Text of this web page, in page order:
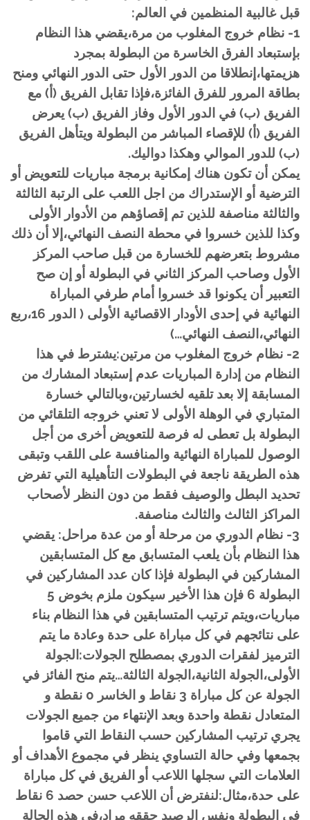
قبل غالبية المنظمين في العالم:
1- نظام خروج المغلوب من مرة،يقضي هذا النظام
بإستبعاد الفرق الخاسرة من البطولة بمجرد
هزيمتها،إنطلاقا من الدور الأول حتى الدور النهائي ومنح
بطاقة المرور للفرق الفائزة،فإذا تقابل الفريق (أ) مع
الفريق (ب) في الدور الأول وفاز الفريق (ب) يعرض
الفريق (أ) للإقصاء المباشر من البطولة ويتأهل الفريق
(ب) للدور الموالي وهكذا دواليك.
يمكن أن تكون هناك إمكانية برمجة مباريات للتعويض أو
الترضية أو الإستدراك من اجل اللعب على الرتبة الثالثة
والثالثة مناصفة للذين تم إقصاؤهم من الأدوار الأولى
وكذا للذين خسروا في محطة النصف النهائي،إلا أن ذلك
مشروط بتعرضهم للخسارة من قبل صاحب المركز
الأول وصاحب المركز الثاني في البطولة أو إن صح
التعبير أن يكونوا قد خسروا أمام طرفي المباراة
النهائية في إحدى الأودار الاقصائية الأولى ( الدور 16،ربع
النهائي،النصف النهائي…)
2- نظام خروج المغلوب من مرتين:يشترط في هذا
النظام من إدارة المباريات عدم إستبعاد المشارك من
المسابقة إلا بعد تلقيه لخسارتين،وبالتالي خسارة
المتباري في الوهلة الأولى لا تعني خروجه التلقائي من
البطولة بل تعطى له فرصة للتعويض أخرى من أجل
الوصول للمباراة النهائية والمنافسة على اللقب وتبقى
هذه الطريقة ناجعة في البطولات التأهيلية التي تفرض
تحديد البطل والوصيف فقط من دون النظر لأصحاب
المراكز الثالث والثالث مناصفة.
3- نظام الدوري من مرحلة أو من عدة مراحل: يقضي
هذا النظام بأن يلعب المتسابق مع كل المتسابقين
المشاركين في البطولة فإذا كان عدد المشاركين في
البطولة 6 فإن هذا الأخير سيكون ملزم بخوض 5
مباريات،ويتم ترتيب المتسابقين في هذا النظام بناء
على نتائجهم في كل مباراة على حدة وعادة ما يتم
الترميز لفقرات الدوري بمصطلح الجولات:الجولة
الأولى،الجولة الثانية،الجولة الثالثة…يتم منح الفائز في
الجولة عن كل مباراة 3 نقاط و الخاسر 0 نقطة و
المتعادل نقطة واحدة وبعد الإنتهاء من جميع الجولات
يجري ترتيب المشاركين حسب النقاط التي قاموا
بجمعها وفي حالة التساوي ينظر في مجموع الأهداف أو
العلامات التي سجلها اللاعب أو الفريق في كل مباراة
على حدة،مثال:لنفترض أن اللاعب حسن حصد 6 نقاط
في البطولة ونفس الرصيد حققه مراد،في هذه الحالة